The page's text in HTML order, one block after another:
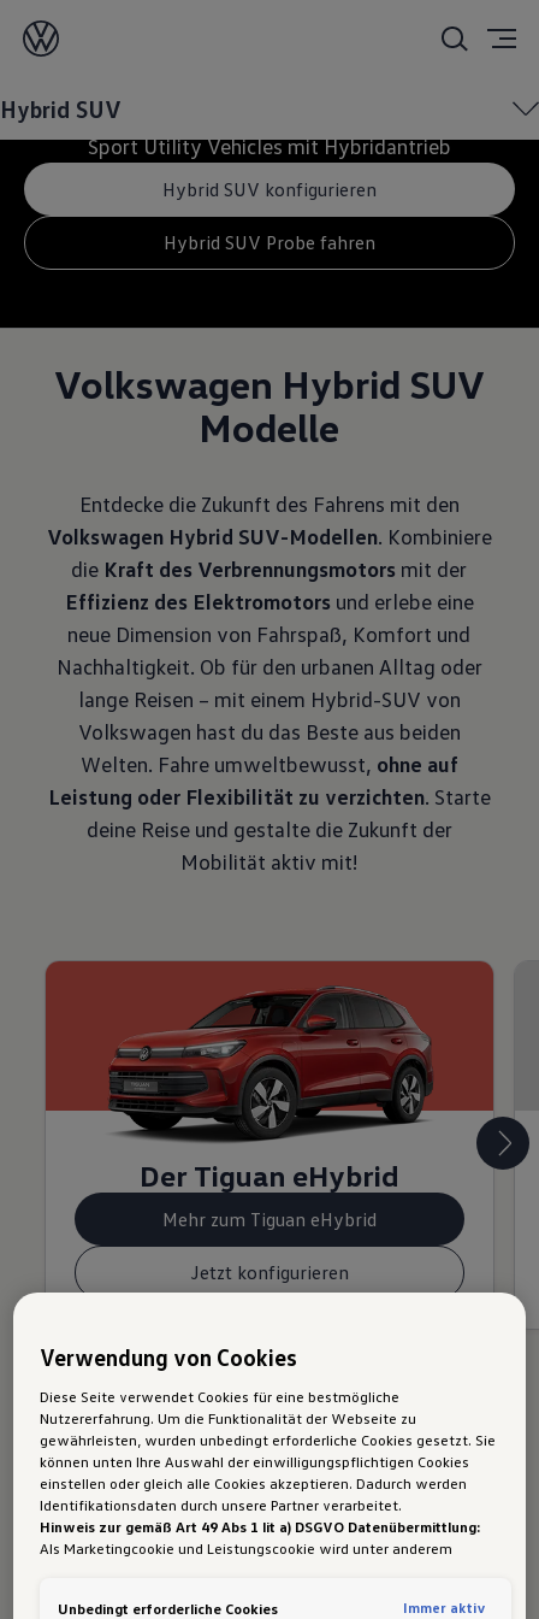
Hybrid SUVHybrid SUV-Modelle
Sport Utility Vehicles mit Hybridantrieb
Hybrid SUV konfigurieren
Hybrid SUV Probe fahren
Volkswagen Hybrid SUV
Modelle
Entdecke die Zukunft des Fahrens mit den
Volkswagen Hybrid SUV-Modellen. Kombiniere
die Kraft des Verbrennungsmotors mit der
Effizienz des Elektromotors und erlebe eine
neue Dimension von Fahrspaß, Komfort und
Nachhaltigkeit. Ob für den urbanen Alltag oder
lange Reisen – mit einem Hybrid-SUV von
Volkswagen hast du das Beste aus beiden
Welten. Fahre umweltbewusst, ohne auf
Leistung oder Flexibilität zu verzichten. Starte
deine Reise und gestalte die Zukunft der
Mobilität aktiv mit!
Der Tiguan eHybrid
Mehr zum Tiguan eHybrid
Jetzt konfigurieren
Hybridautos & Details
Verwendung von Cookies
Diese Seite verwendet Cookies für eine bestmögliche
Nutzererfahrung. Um die Funktionalität der Webseite zu
gewährleisten, wurden unbedingt erforderliche Cookies gesetzt. Sie
können unten Ihre Auswahl der einwilligungspflichtigen Cookies
einstellen oder gleich alle Cookies akzeptieren. Dadurch werden
Identifikationsdaten durch unsere Partner verarbeitet.
Hinweis zur gemäß Art 49 Abs 1 lit a) DSGVO Datenübermittlung:
Als Marketingcookie und Leistungscookie wird unter anderem
Daten in die USA (insbesondere dort an die Google LLC) weitergibt.
Unbedingt erforderliche Cookies Immer aktiv